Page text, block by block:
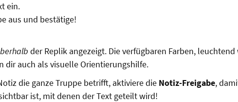
ein.
aus und bestätige!
der Replik angezeigt. Die verfügbaren Farben, leuchtend
dir auch als visuelle Orientierungshilfe.
die ganze Truppe betrifft, aktiviere die Notiz-Freigabe,
ist, mit denen der Text geteilt wird!